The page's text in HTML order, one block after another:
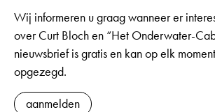
Wij informeren u graag wanneer er
over Curt Bloch en “Het Onderwater-
nieuwsbrief is gratis en kan op elk
opgezegd.
aanmelden